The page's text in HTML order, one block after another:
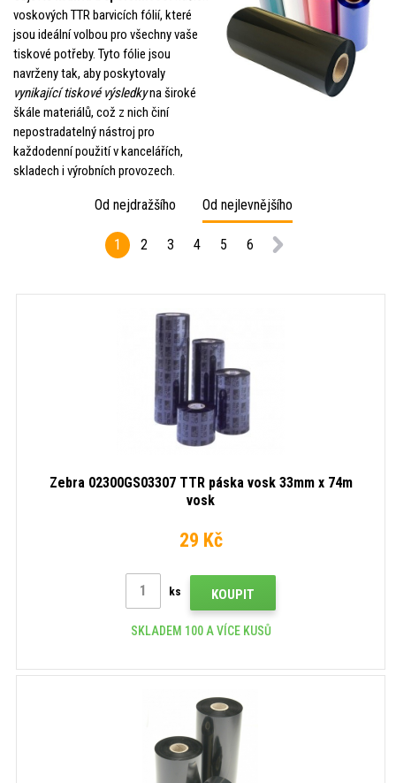
voskových TTR barvicích fólií, které
jsou ideální volbou pro všechny vaše
tiskové potřeby. Tyto fólie jsou
navrženy tak, aby poskytovaly
vynikající tiskové výsledkyna široké
škále materiálů, což z nich činí
nepostradatelný nástroj pro
každodenní použití v kancelářích,
skladech i výrobních provozech.
Od nejdražšího Od nejlevnějšího
1 2 3 4 5 6
Zebra 02300GS03307 TTR páska vosk 33mm x 74m
vosk
29 Kč
ks KOUPIT
SKLADEM 100 A VÍCE KUSŮ